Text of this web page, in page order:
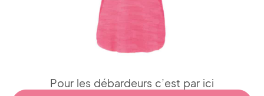
Pour les débardeurs c’est par ici